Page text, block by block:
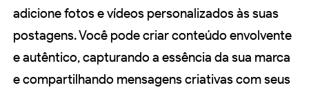
adicione fotos e vídeos personalizados às suas
postagens. Você pode criar conteúdo envolvente
e autêntico, capturando a essência da sua marca
e compartilhando mensagens criativas com seus